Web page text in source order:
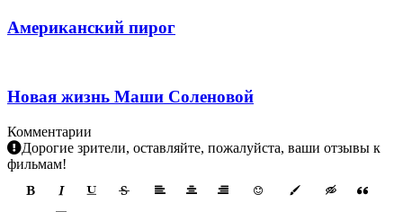
Американский пирог
Новая жизнь Маши Соленовой
Комментарии
Дорогие зрители, оставляйте, пожалуйста, ваши отзывы к
фильмам!